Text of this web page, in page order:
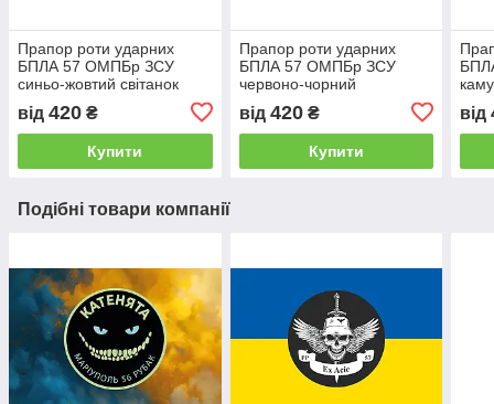
Прапор роти ударних
БПЛА 57 ОМПБр ЗСУ
синьо-жовтий світанок
від 420 ₴
Купити
Прапор роти ударних
БПЛА 57 ОМПБр ЗСУ
червоно-чорний
від 420₴
Купити
від
Подібні товари компанії